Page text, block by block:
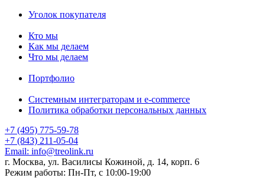
Уголок покупателя
Кто мы
Как мы делаем
Что мы делаем
Портфолио
Системным интеграторам и e-commerce
Политика обработки персональных данных
+7 (495) 775-59-78
+7 (843) 211-05-04
Email: info@treolink.ru
г. Москва, ул. Василисы Кожиной, д. 14, корп. 6
Режим работы: Пн-Пт, с 10:00-19:00